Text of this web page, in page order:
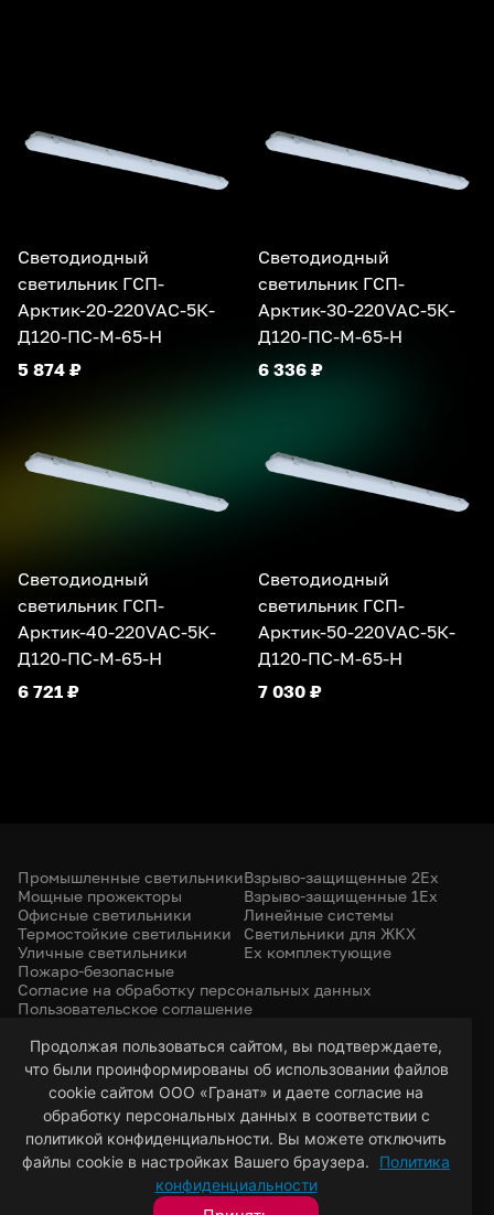
Светодиодный
светильник ГСП-
Арктик-20-220VAC-5К-
Д120-ПС-М-65-Н
5 874 ₽
Светодиодный
светильник ГСП-
Арктик-30-220VAC-5К-
Д120-ПС-М-65-Н
6 336 ₽
Светодиодный
светильник ГСП-
Арктик-40-220VAC-5К-
Д120-ПС-М-65-Н
6 721 ₽
Светодиодный
светильник ГСП-
Арктик-50-220VAC-5К-
Д120-ПС-М-65-Н
7 030 ₽
Продолжая пользоваться сайтом, вы подтверждаете,
что были проинформированы об использовании файлов
cookie сайтом ООО «Гранат» и даете согласие на
обработку персональных данных в соответствии с
политикой конфиденциальности. Вы можете отключить
файлы cookie в настройках Вашего браузера.
Политика
конфиденциальности
Промышленные светильники
Мощные прожекторы
Офисные светильники
Термостойкие светильники
Уличные светильники
Пожаро-безопасные
Взрыво-защищенные 2Ex
Взрыво-защищенные 1Ex
Линейные системы
Светильники для ЖКХ
Ex комплектующие
Согласие на обработку персональных данных
Пользовательское соглашение
+7 (385) 299-31-31
led-22@bk.ru
г. Барнаул, 656053
ул. Северо-Западная, 57/99
© 2026 Гранат — светотехническая компания